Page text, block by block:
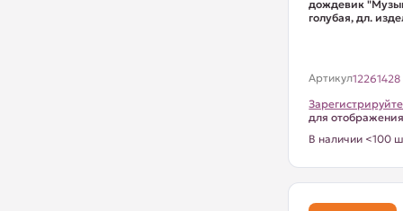
дождевик
голубая, дл.
Артикул12261428
для
В наличии <100